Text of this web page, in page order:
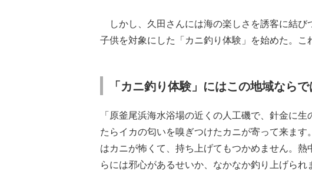
しかし、久田さんには海の楽しさを誘客に結び
子供を対象にした「カニ釣り体験」を始めた。こ
「カニ釣り体験」にはこの地域なら
「原釜尾浜海水浴場の近くの人工磯で、針金に
たらイカの匂いを嗅ぎつけたカニが寄って来ま
はカニが怖くて、持ち上げてもつかめません。
らには邪心があるせいか、なかなか釣り上げられ